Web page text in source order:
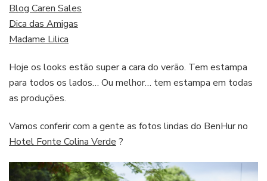
Blog Caren Sales
Dica das Amigas
Madame Lilica
Hoje os looks estão super a cara do verão. Tem estampa
para todos os lados… Ou melhor… tem estampa em todas
as produções.
Vamos conferir com a gente as fotos lindas do BenHur no
Hotel Fonte Colina Verde ?